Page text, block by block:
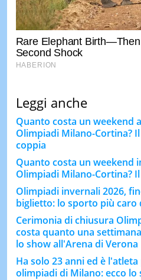
Leggi anche
Quanto costa un weekend
Olimpiadi Milano-Cortina?
coppia
Quanto costa un weekend
Olimpiadi Milano-Cortina?
Olimpiadi invernali 2026,
biglietto: lo sporto più caro
Cerimonia di chiusura
costa quanto una
lo show all'Arena di Verona
Ha solo 23 anni ed è
olimpiadi di Milano: ecco lo